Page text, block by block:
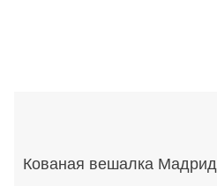
Кованая вешалка Мадрид